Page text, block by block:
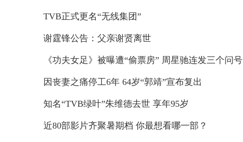
TVB正式更名“无线集团”
谢霆锋公告：父亲谢贤离世
《功夫女足》被曝遭“偷票房” 周星驰连发三个问号
因丧妻之痛停工6年 64岁“郭靖”宣布复出
知名“TVB绿叶”朱维德去世 享年95岁
近80部影片齐聚暑期档 你最想看哪一部？